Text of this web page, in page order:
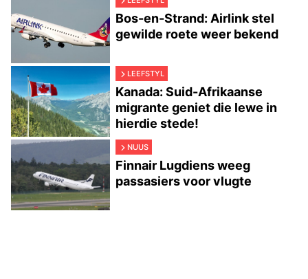
Bos-en-Strand: Airlink stel
gewilde roete weer bekend
LEEFSTYL
Kanada: Suid-Afrikaanse
migrante geniet die lewe in
hierdie stede!
NUUS
Finnair Lugdiens weeg
passasiers voor vlugte